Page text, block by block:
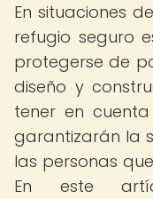
En situaciones
refugio seguro
protegerse de
diseño y
tener en
garantizarán la
las personas
En este